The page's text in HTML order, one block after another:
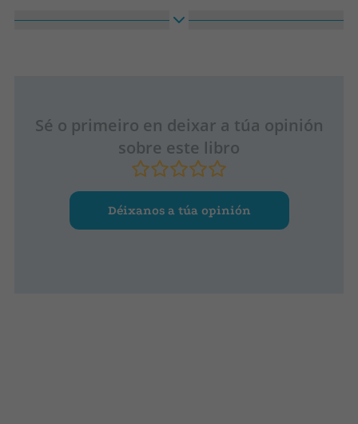
Sé o primeiro en deixar a túa opinión
sobre este libro
Déixanos a túa opinión